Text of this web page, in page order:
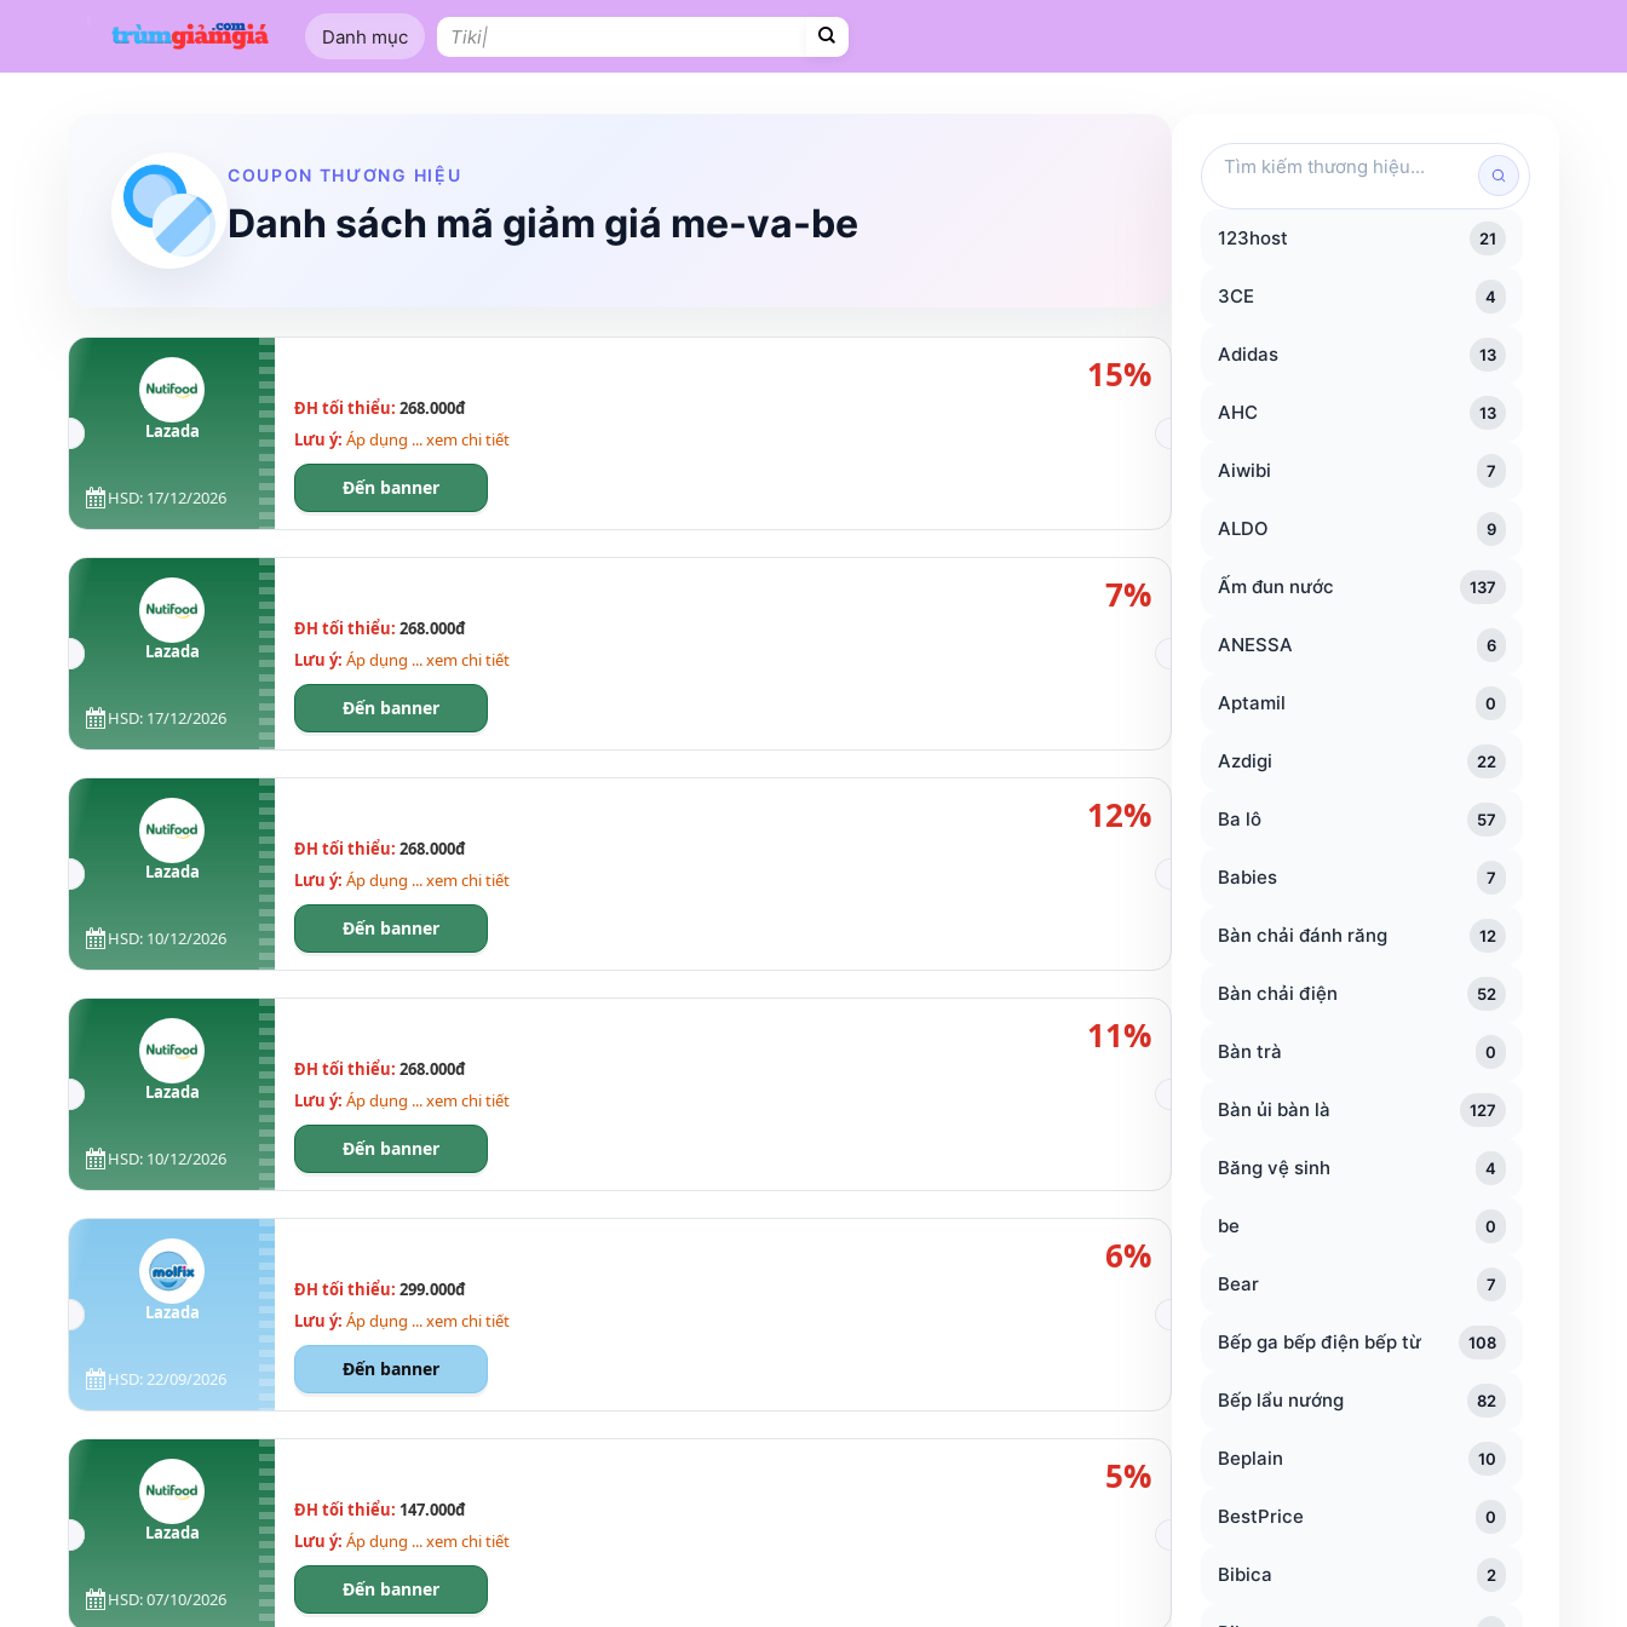
Danh mục
Tìm
kiếm:
COUPON THƯƠNG HIỆU
Danh sách mã giảm giá me-va-be
Lazada
HSD: 17/12/2026
15%
ĐH tối thiểu: 268.000đ
Lưu ý: Áp dụng ... xem chi tiết
Đến banner
Lazada
HSD: 17/12/2026
7%
ĐH tối thiểu: 268.000đ
Lưu ý: Áp dụng ... xem chi tiết
Đến banner
Lazada
HSD: 10/12/2026
12%
ĐH tối thiểu: 268.000đ
Lưu ý: Áp dụng ... xem chi tiết
Đến banner
Lazada
HSD: 10/12/2026
11%
ĐH tối thiểu: 268.000đ
Lưu ý: Áp dụng ... xem chi tiết
Đến banner
Lazada
HSD: 22/09/2026
6%
ĐH tối thiểu: 299.000đ
Lưu ý: Áp dụng ... xem chi tiết
Đến banner
Lazada
HSD: 07/10/2026
5%
ĐH tối thiểu: 147.000đ
Lưu ý: Áp dụng ... xem chi tiết
Đến banner
Tìm
kiếm
thương
hiệu
123host 21
3CE 4
Adidas 13
AHC 13
Aiwibi 7
ALDO 9
Ấm đun nước 137
ANESSA 6
Aptamil 0
Azdigi 22
Ba lô 57
Babies 7
Bàn chải đánh răng 12
Bàn chải điện 52
Bàn trà 0
Bàn ủi bàn là 127
Băng vệ sinh 4
be 0
Bear 7
Bếp ga bếp điện bếp từ 108
Bếp lẩu nướng 82
Beplain 10
BestPrice 0
Bibica 2